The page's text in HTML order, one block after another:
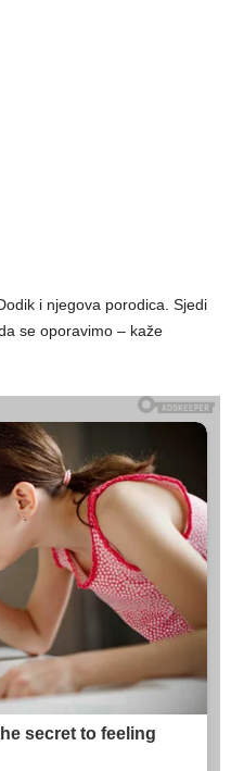
i njegova porodica. Sjedi
se oporavimo – kaže